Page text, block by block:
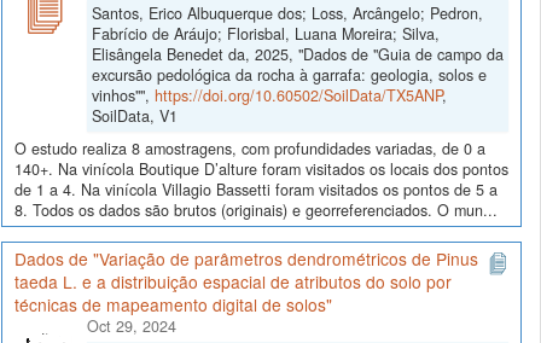
Santos, Erico Albuquerque dos; Loss, Arcângelo; Pedron,
Fabrício de Aráujo; Florisbal, Luana Moreira; Silva,
Elisângela Benedet da, 2025, "Dados de "Guia de campo da
excursão pedológica da rocha à garrafa: geologia, solos e
vinhos"", https://doi.org/10.60502/SoilData/TX5ANP,
SoilData, V1
O estudo realiza 8 amostragens, com profundidades variadas, de 0 a
140+. Na vinícola Boutique D’alture foram visitados os locais dos pontos
de 1 a 4. Na vinícola Villagio Bassetti foram visitados os pontos de 5 a
8. Todos os dados são brutos (originais) e georreferenciados. O mun...
Dados de "Variação de parâmetros dendrométricos de Pinus
taeda L. e a distribuição espacial de atributos do solo por
técnicas de mapeamento digital de solos"
Oct 29, 2024